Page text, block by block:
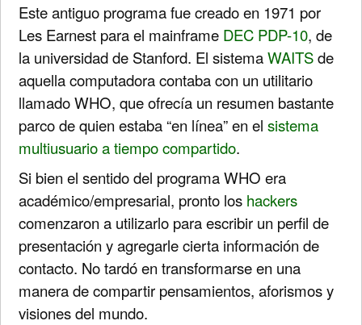
Este antiguo programa fue creado en 1971 por
Les Earnest para el mainframe DEC PDP-10, de
la universidad de Stanford. El sistemaWAITSde
aquella computadora contaba con un utilitario
llamado WHO, que ofrecía un resumen bastante
parco de quien estaba “en línea” en elsistema
multiusuario a tiempo compartido.
Si bien el sentido del programa WHO era
académico/empresarial, pronto los hackers
comenzaron a utilizarlo para escribir un perfil de
presentación y agregarle cierta información de
contacto. No tardó en transformarse en una
manera de compartir pensamientos, aforismos y
visiones del mundo.